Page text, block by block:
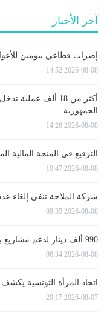
آخر الأخبار
إضراب قطاعي بيومين
2026-08-08 14:52
أكثر من 18 ألف
الجمهورية
2026-08-08 14:26
الترفيع في المنحة المالية
2026-08-08 10:47
شركة الملاحة تنفي إلغاء
2026-08-08 09:35
990 ألف دينار لدعم مشاريع ببلدية قرقنة
2026-08-08 08:34
اتحاد المرأة التونسية
2026-08-07 20:17